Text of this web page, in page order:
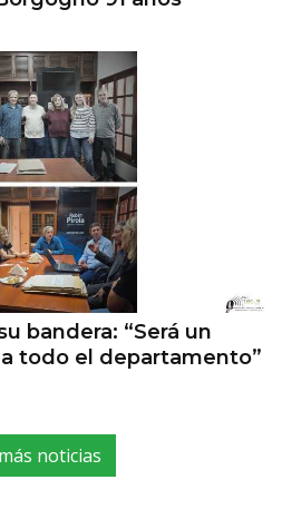
bandera: “Será un
todo el departamento”
noticias